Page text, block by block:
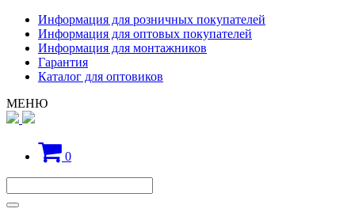
Информация для розничных покупателей
Информация для оптовых покупателей
Информация для монтажников
Гарантия
Каталог для оптовиков
МЕНЮ
0